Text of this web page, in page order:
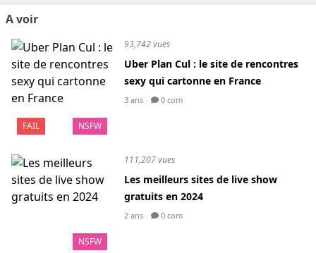
A voir
FAIL NSFW
93,742 vues
Uber Plan Cul : le site de rencontres
sexy qui cartonne en France
3 ans 0 com
NSFW
111,207 vues
Les meilleurs sites de live show
gratuits en 2024
2 ans 0 com